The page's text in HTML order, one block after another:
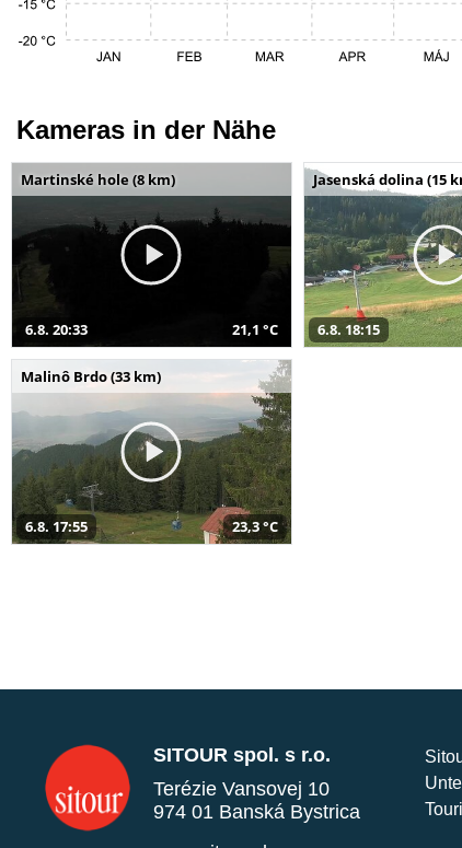
Kameras in der Nähe
Martinské hole (8 km)
6.8. 20:33 21,1 °C
Jasenská dolina (15
6.8. 18:15
Malinô Brdo (33 km)
6.8. 17:55 23,3 °C
SITOUR spol. s r.o.
Terézie Vansovej 10
974 01 Banská Bystrica